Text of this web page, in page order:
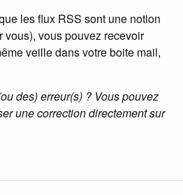
les flux RSS sont une notion
vous), vous pouvez recevoir
veille dans votre boite mail,
des) erreur(s) ? Vous pouvez
une correction directement sur